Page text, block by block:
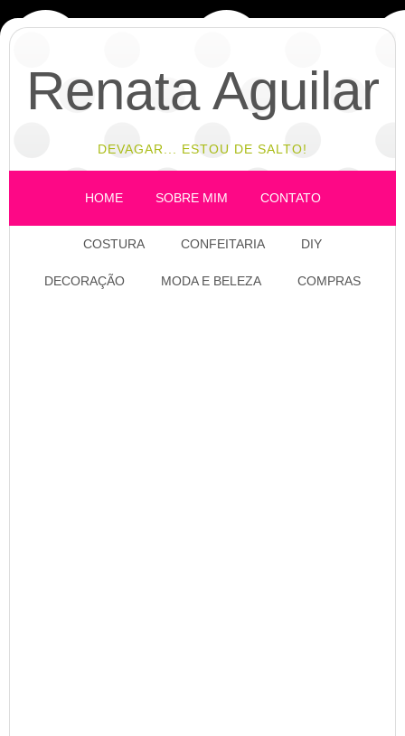
Renata Aguilar
DEVAGAR... ESTOU DE SALTO!
HOME SOBRE MIM CONTATO
COSTURA CONFEITARIA DIY
DECORAÇÃO MODA E BELEZA COMPRAS